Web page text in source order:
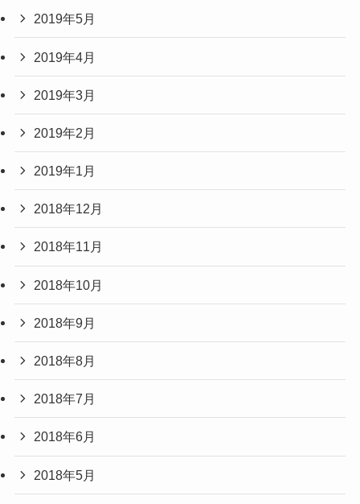
2019年5月
2019年4月
2019年3月
2019年2月
2019年1月
2018年12月
2018年11月
2018年10月
2018年9月
2018年8月
2018年7月
2018年6月
2018年5月